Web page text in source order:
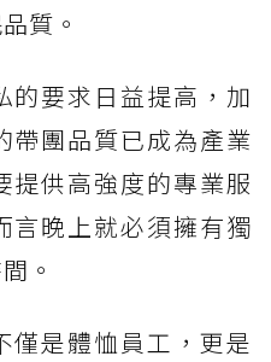
質。
的要求日益提高，加
帶團品質已成為產業
提供高強度的專業服
言晚上就必須擁有獨
。
僅是體恤員工，更是